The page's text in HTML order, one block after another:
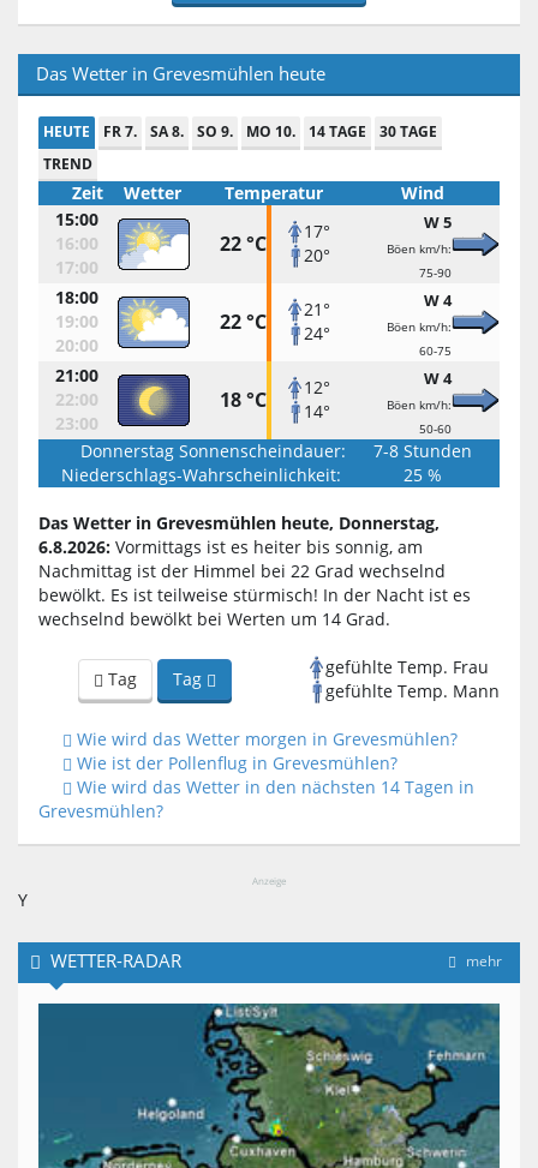
Das Wetter in Grevesmühlen heute
HEUTE FR 7. SA 8. SO 9. MO 10. 14 TAGE
30 TAGE
TREND
Zeit Wetter Temperatur
Wind
15:00
16:00
17:00
22 °C
17°
20°
W 5
Böen km/h:
75-90
18:00
19:00
20:00
22 °C
21°
24°
W 4
Böen km/h:
60-75
21:00
22:00
23:00
18 °C
12°
14°
W 4
Böen km/h:
50-60
Donnerstag Sonnenscheindauer:
7-8 Stunden
Niederschlags-Wahrscheinlichkeit:
25 %
Das Wetter in Grevesmühlen heute, Donnerstag,
6.8.2026: Vormittags ist es heiter bis sonnig, am
Nachmittag ist der Himmel bei 22 Grad wechselnd
bewölkt. Es ist teilweise stürmisch! In der Nacht ist es
wechselnd bewölkt bei Werten um 14 Grad.
Tag Tag
gefühlte Temp. Frau
gefühlte Temp. Mann
Wie wird das Wetter morgen in Grevesmühlen?
Wie ist der Pollenflug in Grevesmühlen?
Wie wird das Wetter in den nächsten 14 Tagen in
Grevesmühlen?
Anzeige
Y
mehr
WETTER-RADAR